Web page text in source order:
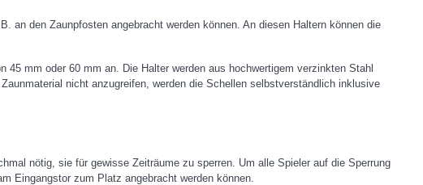
an den Zaunpfosten angebracht werden können. An diesen Haltern können die
mm oder 60 mm an. Die Halter werden aus hochwertigem verzinkten Stahl
nicht anzugreifen, werden die Schellen selbstverständlich inklusive
nötig, sie für gewisse Zeiträume zu sperren. Um alle Spieler auf die Sperrung
Eingangstor zum Platz angebracht werden können.